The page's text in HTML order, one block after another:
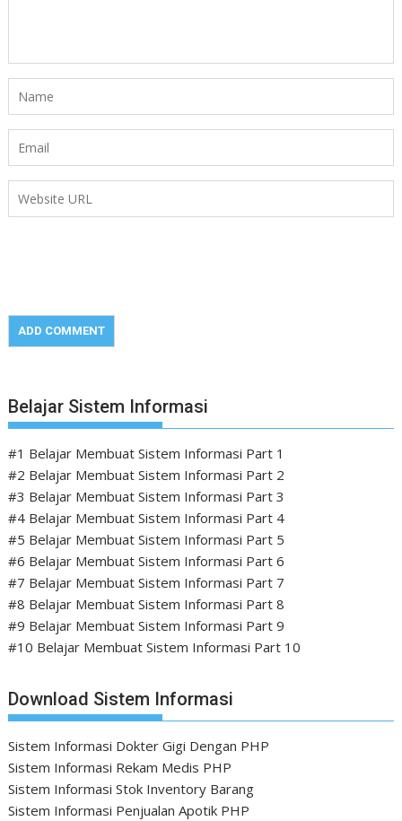
Belajar Sistem Informasi
#1 Belajar Membuat Sistem Informasi Part 1
#2 Belajar Membuat Sistem Informasi Part 2
#3 Belajar Membuat Sistem Informasi Part 3
#4 Belajar Membuat Sistem Informasi Part 4
#5 Belajar Membuat Sistem Informasi Part 5
#6 Belajar Membuat Sistem Informasi Part 6
#7 Belajar Membuat Sistem Informasi Part 7
#8 Belajar Membuat Sistem Informasi Part 8
#9 Belajar Membuat Sistem Informasi Part 9
#10 Belajar Membuat Sistem Informasi Part 10
Download Sistem Informasi
Sistem Informasi Dokter Gigi Dengan PHP
Sistem Informasi Rekam Medis PHP
Sistem Informasi Stok Inventory Barang
Sistem Informasi Penjualan Apotik PHP